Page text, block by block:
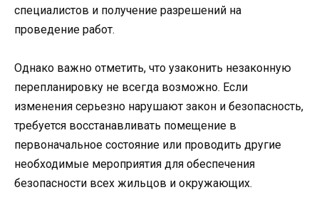
специалистов и получение разрешений на
проведение работ.
Однако важно отметить, что узаконить незаконную
перепланировку не всегда возможно. Если
изменения серьезно нарушают закон и безопасность,
требуется восстанавливать помещение в
первоначальное состояние или проводить другие
необходимые мероприятия для обеспечения
безопасности всех жильцов и окружающих.